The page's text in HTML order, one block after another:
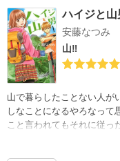
ハイジと山
安藤なつみ
山‼︎
山で暮らしたことない人が
しなことになるやろなって
こと言われてもそれに従っ